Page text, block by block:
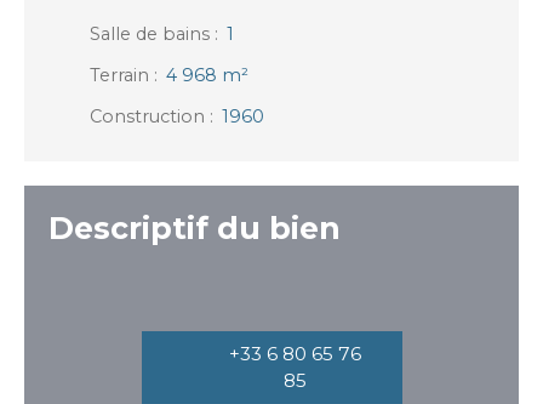
Salle de bains : 1
Terrain : 4 968 m²
Construction : 1960
Descriptif du bien
+33 6 80 65 76
85